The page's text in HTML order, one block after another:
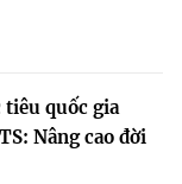
quốc gia
Nâng cao đời